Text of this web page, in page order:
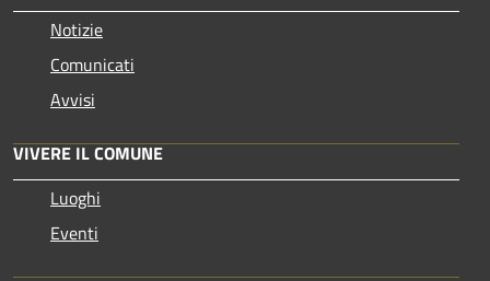
Notizie
Comunicati
Avvisi
VIVERE IL COMUNE
Luoghi
Eventi